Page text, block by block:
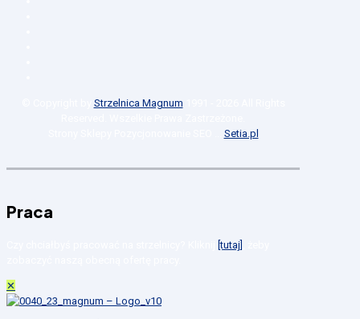
Strzelnica Magnum
Setia.pl
Praca
[tutaj]
✕